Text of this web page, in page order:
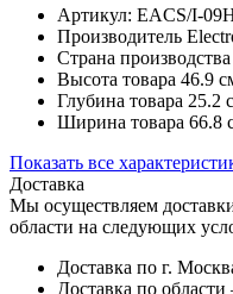
Артикул: EACS/I-
Производитель
Страна производства
Высота товара 46.9
Глубина товара 25.2
Ширина товара 66.8
Показать все
Доставка
Мы осуществляем
области на следующих
Доставка по г.
Доставка по